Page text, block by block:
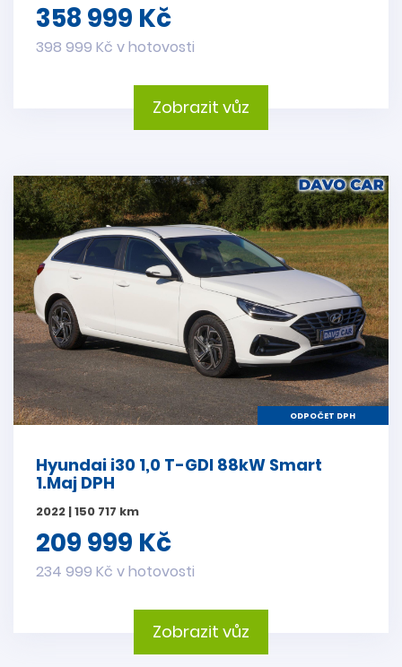
358 999 Kč
398 999 Kč v hotovosti
Zobrazit vůz
ODPOČET DPH
Hyundai i30 1,0 T-GDI 88kW Smart
1.Maj DPH
2022 | 150 717 km
209 999 Kč
234 999 Kč v hotovosti
Zobrazit vůz